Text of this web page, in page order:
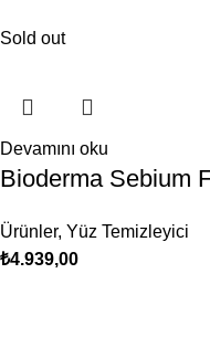
Sold out
Devamını oku
Bioderma Sebium
Ürünler, Yüz Temizleyici
₺4.939,00